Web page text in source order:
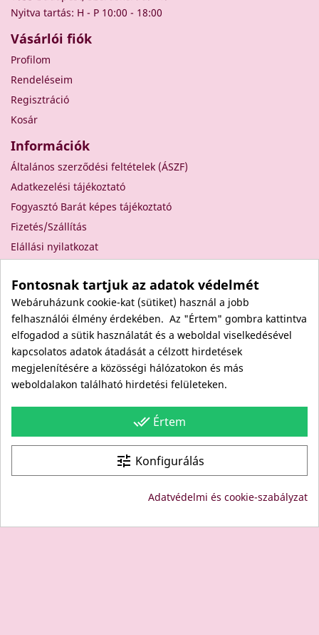
Nyitva tartás: H - P 10:00 - 18:00
Vásárlói fiók
Profilom
Rendeléseim
Regisztráció
Kosár
Információk
Általános szerződési feltételek (ÁSZF)
Adatkezelési tájékoztató
Fogyasztó Barát képes tájékoztató
Fizetés/Szállítás
Elállási nyilatkozat
Rólunk
Kapcsolat
Viszonteladóknak
Kövess minket itt is!
Facebook
Site protected by reCAPTCHA.
© Copyright: Since 1994- "EDU" és "JUDY" Bt. - BODICO
Fontosnak tartjuk az adatok védelmét
Webáruházunk cookie-kat (sütiket) használ a jobb
felhasználói élmény érdekében. Az "Értem" gombra kattintva
elfogadod a sütik használatát és a weboldal viselkedésével
kapcsolatos adatok átadását a célzott hirdetések
megjelenítésére a közösségi hálózatokon és más
weboldalakon található hirdetési felületeken.
done_all Értem
tune Konfigurálás
Adatvédelmi és cookie-szabályzat